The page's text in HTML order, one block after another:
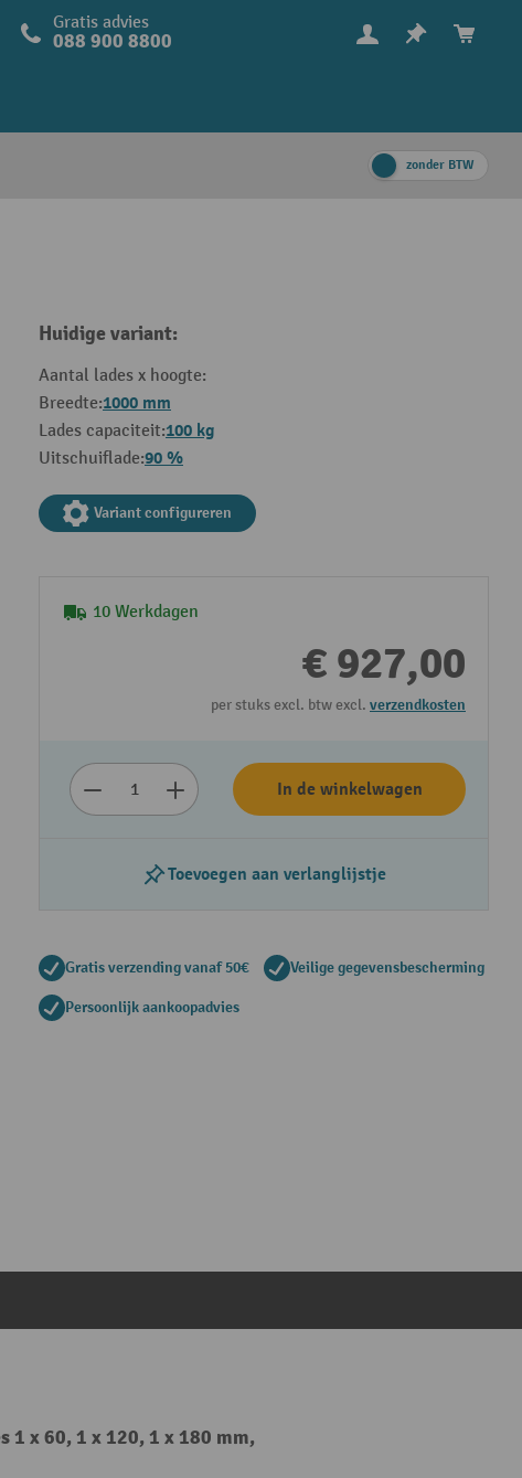
Gratis advies
088 900 8800
zonder BTW
Video afspelen
Huidige variant:
Aantal lades x hoogte:
Breedte:1000 mm
Lades capaciteit:100 kg
Uitschuiflade:90 %
Variant configureren
10 Werkdagen
€ 927,00
per stuks excl. btw excl. verzendkosten
In de winkelwagen
Toevoegen aan verlanglijstje
Gratis verzending vanaf 50€ Veilige gegevensbescherming
Persoonlijk aankoopadvies
1 x 60, 1 x 120, 1 x 180 mm,